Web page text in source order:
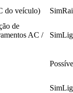
do veículo)
de
AC /